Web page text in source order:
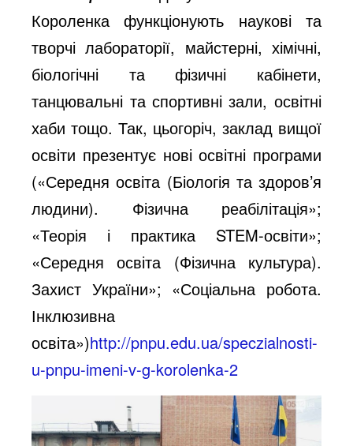
Короленка функціонують наукові та
творчі лабораторії, майстерні, хімічні,
біологічні та фізичні кабінети,
танцювальні та спортивні зали, освітні
хаби тощо. Так, цьогоріч, заклад вищої
освіти презентує нові освітні програми
(«Середня освіта (Біологія та здоров’я
людини). Фізична реабілітація»;
«Теорія і практика STEM-освіти»;
«Середня освіта (Фізична культура).
Захист України»; «Соціальна робота.
Інклюзивна
освіта»)http://pnpu.edu.ua/speczialnosti-
u-pnpu-imeni-v-g-korolenka-2